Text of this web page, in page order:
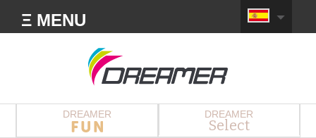
Ξ MENU
DREAMER DREAMER
Select